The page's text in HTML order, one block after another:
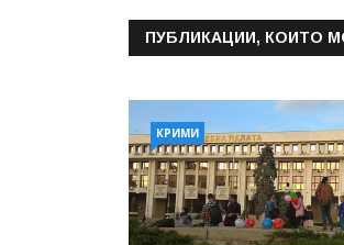
ПУБЛИКАЦИИ, КОИТО
КРИМИ